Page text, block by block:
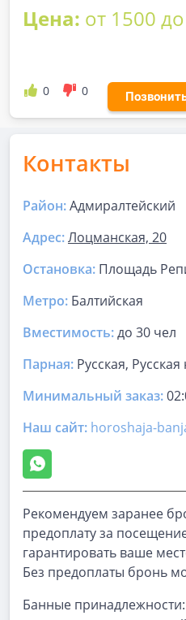
Цена: от 1500
0 0
Контакты
Район:Адмиралтейский
Адрес:Лоцманская, 20
Остановка: Площадь
Метро: Балтийская
Вместимость:до 30 чел
Парная: Русская,
Минимальный заказ:
Наш сайт: horoshaja-
Рекомендуем заранее
предоплату за
гарантировать ваше
Без предоплаты бронь
Банные